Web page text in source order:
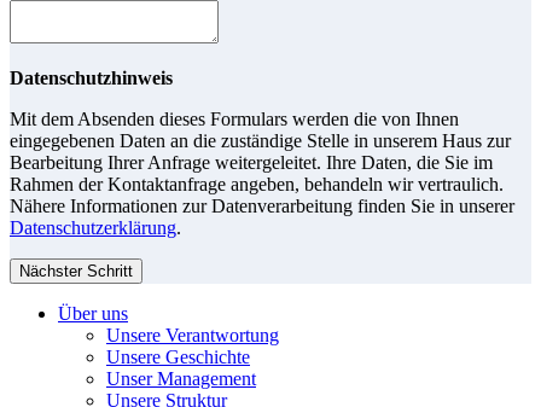
Datenschutzhinweis
Mit dem Absenden dieses Formulars werden die von Ihnen
eingegebenen Daten an die zuständige Stelle in unserem Haus zur
Bearbeitung Ihrer Anfrage weitergeleitet. Ihre Daten, die Sie im
Rahmen der Kontaktanfrage angeben, behandeln wir vertraulich.
Nähere Informationen zur Datenverarbeitung finden Sie in unserer
Datenschutzerklärung.
Nächster Schritt
Über uns
Unsere Verantwortung
Unsere Geschichte
Unser Management
Unsere Struktur